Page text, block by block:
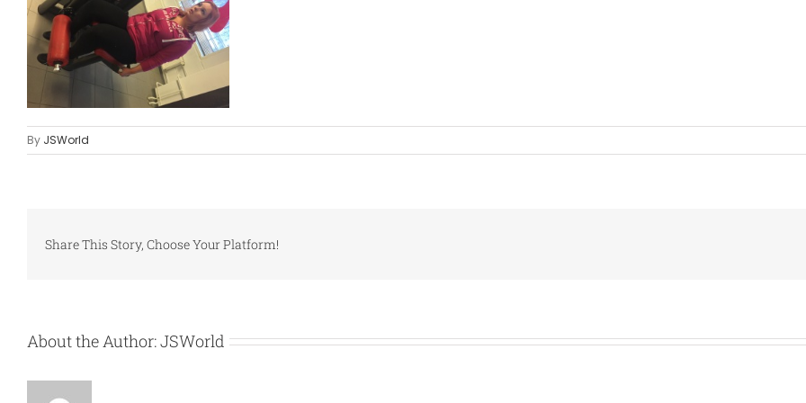
By JSWorld
Share This Story, Choose Your Platform!
About the Author:JSWorld